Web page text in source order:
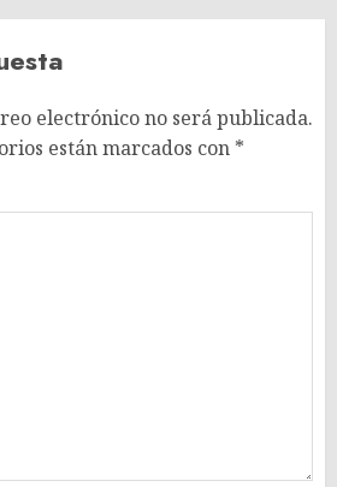
electrónico no será publicada.
están marcados con *